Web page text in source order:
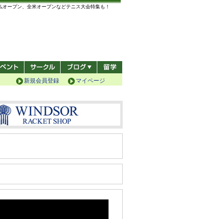
ープン、全米オープンなどテニス大会特集も！
マイページ
新規会員登録